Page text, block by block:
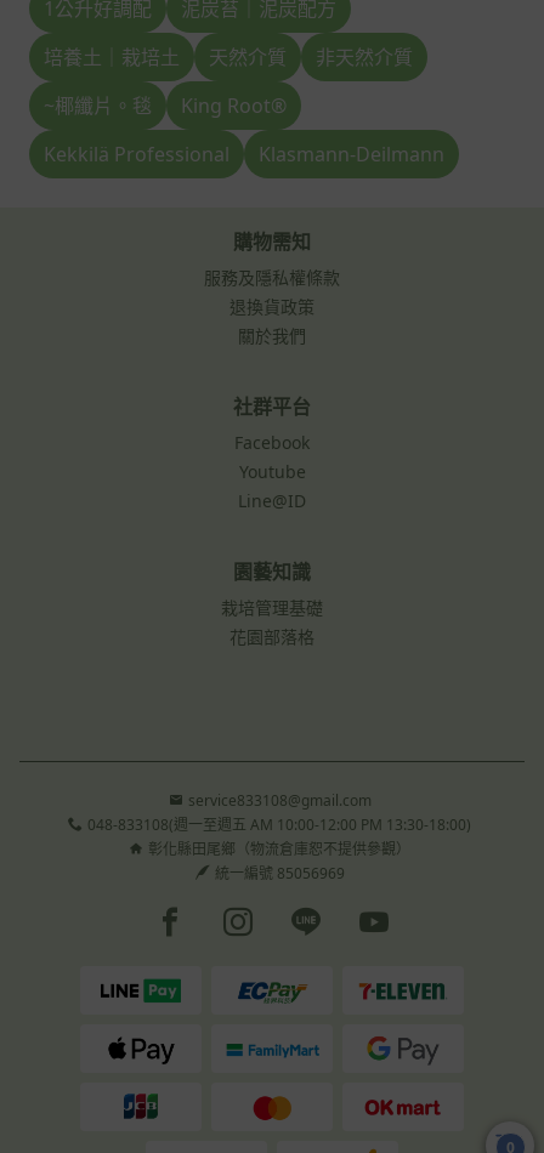
1公升好調配
泥炭苔｜泥炭配方
培養土｜栽培土
天然介質
非天然介質
~椰纖片。毯
King Root®
Kekkilä Professional
Klasmann-Deilmann
購物需知
服務及隱私權條款
退換貨政策
關於我們
社群平台
Facebook
Youtube
Line@ID
園藝知識
栽培管理基礎
花園部落格
service833108@gmail.com
048-833108(週一至週五 AM 10:00-12:00 PM 13:30-18:00)
彰化縣田尾鄉（物流倉庫恕不提供參觀）
統一編號 85056969
Facebook page
Instagram page
Line pageYoutube page
0